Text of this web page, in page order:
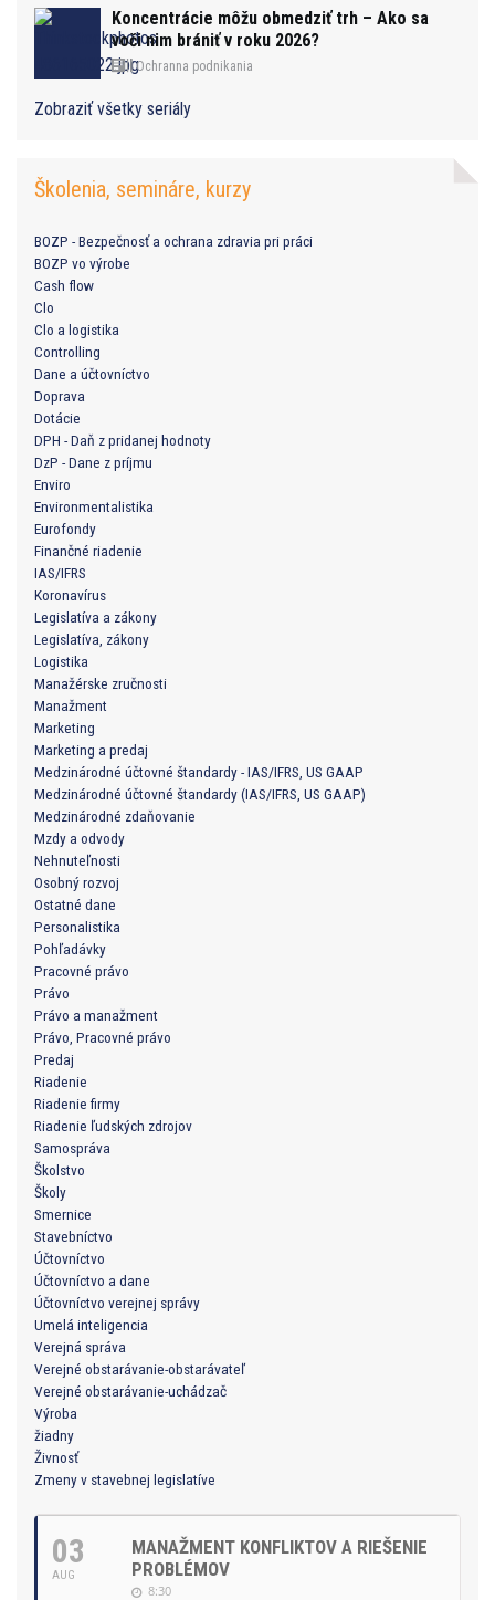
Koncentrácie môžu obmedziť trh – Ako sa
voči nim brániť v roku 2026?
Ochranna podnikania
Zobraziť všetky seriály
Školenia, semináre, kurzy
BOZP - Bezpečnosť a ochrana zdravia pri práci
BOZP vo výrobe
Cash flow
Clo
Clo a logistika
Controlling
Dane a účtovníctvo
Doprava
Dotácie
DPH - Daň z pridanej hodnoty
DzP - Dane z príjmu
Enviro
Environmentalistika
Eurofondy
Finančné riadenie
IAS/IFRS
Koronavírus
Legislatíva a zákony
Legislatíva, zákony
Logistika
Manažérske zručnosti
Manažment
Marketing
Marketing a predaj
Medzinárodné účtovné štandardy - IAS/IFRS, US GAAP
Medzinárodné účtovné štandardy (IAS/IFRS, US GAAP)
Medzinárodné zdaňovanie
Mzdy a odvody
Nehnuteľnosti
Osobný rozvoj
Ostatné dane
Personalistika
Pohľadávky
Pracovné právo
Právo
Právo a manažment
Právo, Pracovné právo
Predaj
Riadenie
Riadenie firmy
Riadenie ľudských zdrojov
Samospráva
Školstvo
Školy
Smernice
Stavebníctvo
Účtovníctvo
Účtovníctvo a dane
Účtovníctvo verejnej správy
Umelá inteligencia
Verejná správa
Verejné obstarávanie-obstarávateľ
Verejné obstarávanie-uchádzač
Výroba
žiadny
Živnosť
Zmeny v stavebnej legislatíve
03
AUG
MANAŽMENT KONFLIKTOV A RIEŠENIE
PROBLÉMOV
8:30